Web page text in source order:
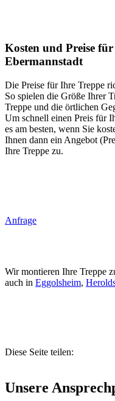
Kosten und Preise
Ebermannstadt
Die Preise für Ihre Treppe
So spielen die Größe Ihrer
Treppe und die örtlichen
Um schnell einen Preis für
es am besten, wenn Sie
Ihnen dann ein Angebot
Ihre Treppe zu.
Anfrage
Wir montieren Ihre Treppe
auch in Eggolsheim,
Diese Seite teilen:
Unsere